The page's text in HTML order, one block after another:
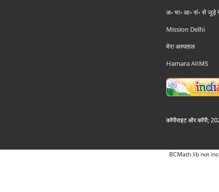
अ॰ भा॰ आ॰ सं॰ से जुड़े
Mission Delhi
मेरा अस्पताल
Hamara AIIMS
कॉपीराइट और कॉपी;
BCMath lib not